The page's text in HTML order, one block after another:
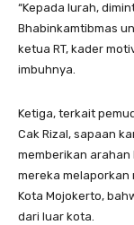
“Kepada lurah,
Bhabinkamtibmas
ketua RT, kader
imbuhnya.
Ketiga, terkait
Cak Rizal, sapaan
memberikan arahan
mereka melaporkan
Kota Mojokerto,
dari luar kota.